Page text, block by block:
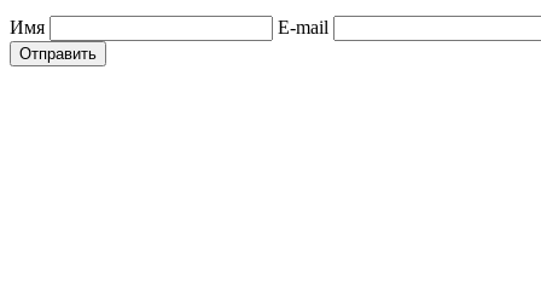
Имя E-mail